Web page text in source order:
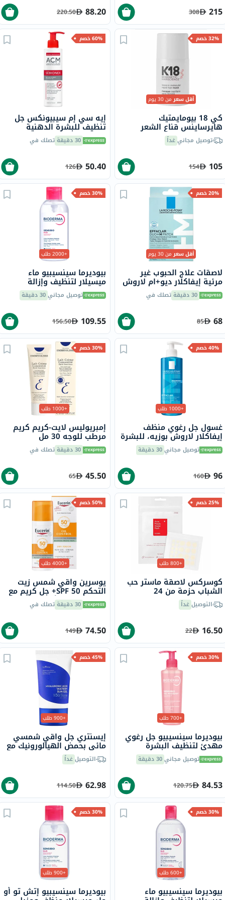
215
308
88.20
220.50
32% خصم
أقل سعرمن 30 يوم
كي 18 بيومايمتيك
هايرساينس قناع الشعر
لإصلاح الشعر الجزيئي بدون
شطف 15 مل
توصيل مجانيغداً
105
154
60% خصم
إيه سي إم سيبيونكس جل
تنظيف للبشرة الدهنية
مل 30 دقيقة تصلك في
50.40
126
20% خصم
أقل سعرمن 30 يوم
لاصقات علاج الحبوب غير
مرئية إيفاكلار ديو+ام لاروش
بوزيه - 22 لصقة30 دقيقة تصلك في
68
85
30% خصم
+2000 طلب
بيوديرما سينسيبيو ماء
ميسيلار لتنظيف وإزالة
المكياج 850 ملتوصيل مجاني30 دقيقة
109.55
156.50
40% خصم
+1000 طلب
غسول جل رغوي منظف
إيفاكلار لاروش بوزيه، للبشرة
الدهنية - 400 ملتوصيل مجاني30 دقيقة
96
160
30% خصم
+1000 طلب
إمبريوليس لايت-كريم كريم
مرطب للوجه 30 مل
30 دقيقة تصلك في
45.50
65
25% خصم
+800 طلب
كوسركس لاصقة ماستر حب
الشباب حزمة من 24
التوصيلغداً
16.50
22
50% خصم
+4000 طلب
يوسرين واقي شمس زيت
التحكم SPF 50+ جل كريم مع
لمسة جافة وتأثير مضاد
لللمعان للبشرة المعرضة
30 دقيقة تصلك في
74.50
149
30% خصم
+700 طلب
بيوديرما سينسيبيو جل رغوي
مهدئ لتنظيف البشرة
الحساسة 200 ملتوصيل مجاني30 دقيقة
84.53
120.75
45% خصم
+900 طلب
إيسنتري جل واقي شمسي
مائي بحمض الهيالورونيك مع
عامل حماية من الشمس 50+
وPA++++ 50 مل التوصيلغداً
62.98
114.50
30% خصم
+600 طلب
بيوديرما سينسيبيو ماء
30% خصم
+900 طلب
بيوديرما سينسيبيو إتش تو أو